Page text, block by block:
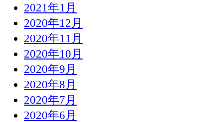
2021年1月
2020年12月
2020年11月
2020年10月
2020年9月
2020年8月
2020年7月
2020年6月